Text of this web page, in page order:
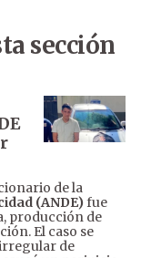
sección
de la
(ANDE)fue
producción de
El caso se
de